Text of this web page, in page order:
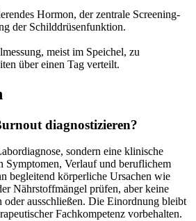
Hormon, der zentrale Screening-
der Schilddrüsenfunktion.
meist im Speichel, zu
über einen Tag verteilt.
diagnostizieren?
sondern eine klinische
Symptomen, Verlauf und beruflichem
begleitend körperliche Ursachen wie
Nährstoffmängel prüfen, aber keine
oder ausschließen. Die Einordnung bleibt
Fachkompetenz vorbehalten.